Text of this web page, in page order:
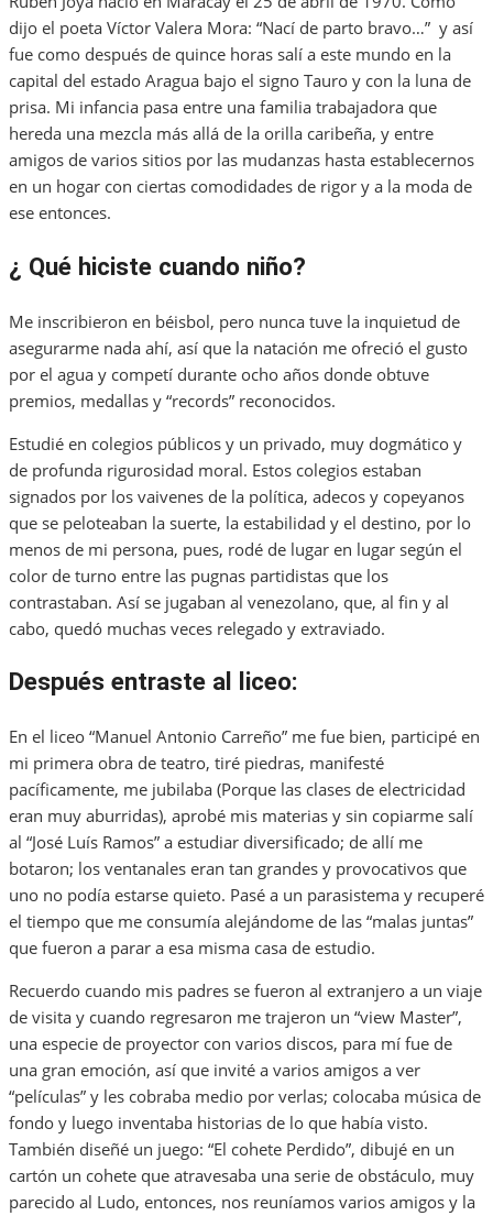
dijo el poeta Víctor Valera Mora: “Nací de parto bravo…” y así
fue como después de quince horas salí a este mundo en la
capital del estado Aragua bajo el signo Tauro y con la luna de
prisa. Mi infancia pasa entre una familia trabajadora que
hereda una mezcla más allá de la orilla caribeña, y entre
amigos de varios sitios por las mudanzas hasta establecernos
en un hogar con ciertas comodidades de rigor y a la moda de
ese entonces.
¿ Qué hiciste cuando niño?
Me inscribieron en béisbol, pero nunca tuve la inquietud de
asegurarme nada ahí, así que la natación me ofreció el gusto
por el agua y competí durante ocho años donde obtuve
premios, medallas y “records” reconocidos.
Estudié en colegios públicos y un privado, muy dogmático y
de profunda rigurosidad moral. Estos colegios estaban
signados por los vaivenes de la política, adecos y copeyanos
que se peloteaban la suerte, la estabilidad y el destino, por lo
menos de mi persona, pues, rodé de lugar en lugar según el
color de turno entre las pugnas partidistas que los
contrastaban. Así se jugaban al venezolano, que, al fin y al
cabo, quedó muchas veces relegado y extraviado.
Después entraste al liceo:
En el liceo “Manuel Antonio Carreño” me fue bien, participé en
mi primera obra de teatro, tiré piedras, manifesté
pacíficamente, me jubilaba (Porque las clases de electricidad
eran muy aburridas), aprobé mis materias y sin copiarme salí
al “José Luís Ramos” a estudiar diversificado; de allí me
botaron; los ventanales eran tan grandes y provocativos que
uno no podía estarse quieto. Pasé a un parasistema y recuperé
el tiempo que me consumía alejándome de las “malas juntas”
que fueron a parar a esa misma casa de estudio.
Recuerdo cuando mis padres se fueron al extranjero a un viaje
de visita y cuando regresaron me trajeron un “view Master”,
una especie de proyector con varios discos, para mí fue de
una gran emoción, así que invité a varios amigos a ver
“películas” y les cobraba medio por verlas; colocaba música de
fondo y luego inventaba historias de lo que había visto.
También diseñé un juego: “El cohete Perdido”, dibujé en un
cartón un cohete que atravesaba una serie de obstáculo, muy
parecido al Ludo, entonces, nos reuníamos varios amigos y la